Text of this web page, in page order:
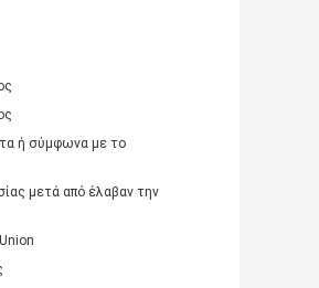
ή σύμφωνα με το
μετά από έλαβαν την